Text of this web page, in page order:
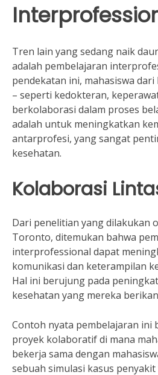
Tren lain yang sedang naik
adalah pembelajaran
pendekatan ini, mahasiswa
– seperti kedokteran,
berkolaborasi dalam proses
adalah untuk meningkatkan
antarprofesi, yang sangat
kesehatan.
Kolaborasi
Dari penelitian yang dilakukan
Toronto, ditemukan bahwa
interprofessional dapat
komunikasi dan keterampilan
Hal ini berujung pada
kesehatan yang mereka
Contoh nyata pembelajaran ini
proyek kolaboratif di mana
bekerja sama dengan
sebuah simulasi kasus